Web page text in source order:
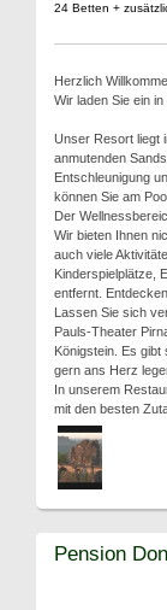
24 Betten +
Herzlich
Wir laden Sie ein
Unser Resort liegt
anmutenden
Entschleunigung
können Sie am
Der
Wir bieten Ihnen
auch viele
Kinderspielplätze,
entfernt.
Lassen Sie sich
Pauls-Theater
Königstein. Es
gern ans Herz
In unserem
mit den besten
Pension